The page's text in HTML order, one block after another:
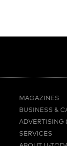
MAGAZINES
BUSINESS &
ADVERTISING
SERVICES